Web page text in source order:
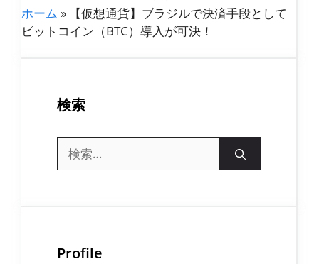
ホーム »
【仮想通貨】ブラジルで決済手段として
ビットコイン（BTC）導入が可決！
検索
索:
Profile